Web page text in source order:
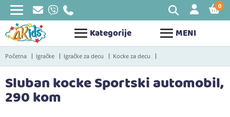
Kategorije MENI
0
Početna Igračke Igračke za decu Kocke za decu
Sluban kocke Sportski automobil,
290 kom